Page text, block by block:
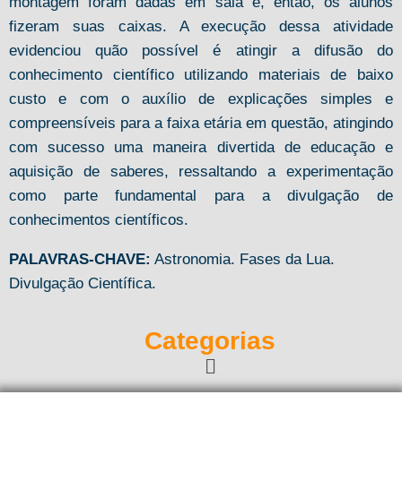
fizeram suas caixas. A execução dessa atividade
evidenciou quão possível é atingir a difusão do
conhecimento científico utilizando materiais de baixo
custo e com o auxílio de explicações simples e
compreensíveis para a faixa etária em questão, atingindo
com sucesso uma maneira divertida de educação e
aquisição de saberes, ressaltando a experimentação
como parte fundamental para a divulgação de
conhecimentos científicos.
PALAVRAS-CHAVE: Astronomia. Fases da Lua.
Divulgação Científica.
Categorias